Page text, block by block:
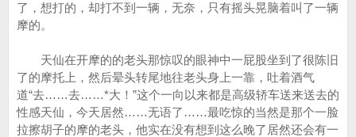
了，想打的，却打不到一辆，无奈，只有摇头晃脑着叫了一辆
摩的。
天仙在开摩的的老头那惊叹的眼神中一屁股坐到了很陈旧
了的摩托上，然后晕头转尾地往老头身上一靠，吐着酒气
道“去……去……*大！”这个一向以来都是高级轿车送来送去的
性感天仙，今天居然……无语了……最吃惊的当然是那个一脸
拉擦胡子的摩的老头，他实在没有想到这么晚了居然还会有一